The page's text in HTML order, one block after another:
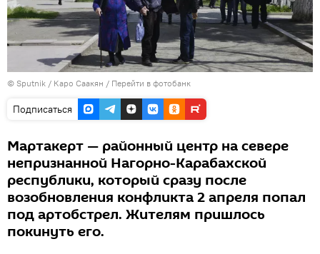
© Sputnik / Каро Саакян / Перейти в фотобанк
Подписаться
Мартакерт — районный центр на севере
непризнанной Нагорно-Карабахской
республики, который сразу после
возобновления конфликта 2 апреля попал
под артобстрел. Жителям пришлось
покинуть его.